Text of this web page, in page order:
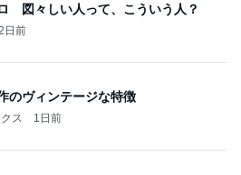
図々しい人って、こういう人？
日前
のヴィンテージな特徴
ス 1日前